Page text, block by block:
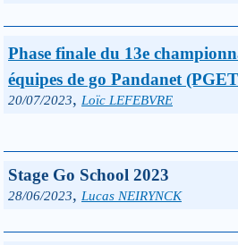
Phase finale du 13e
équipes de go Pandanet
20/07/2023, Loïc LEFEBVRE
Stage Go School 2023
28/06/2023, Lucas NEIRYNCK